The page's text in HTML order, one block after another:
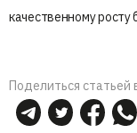
качественному росту
Поделиться статьей